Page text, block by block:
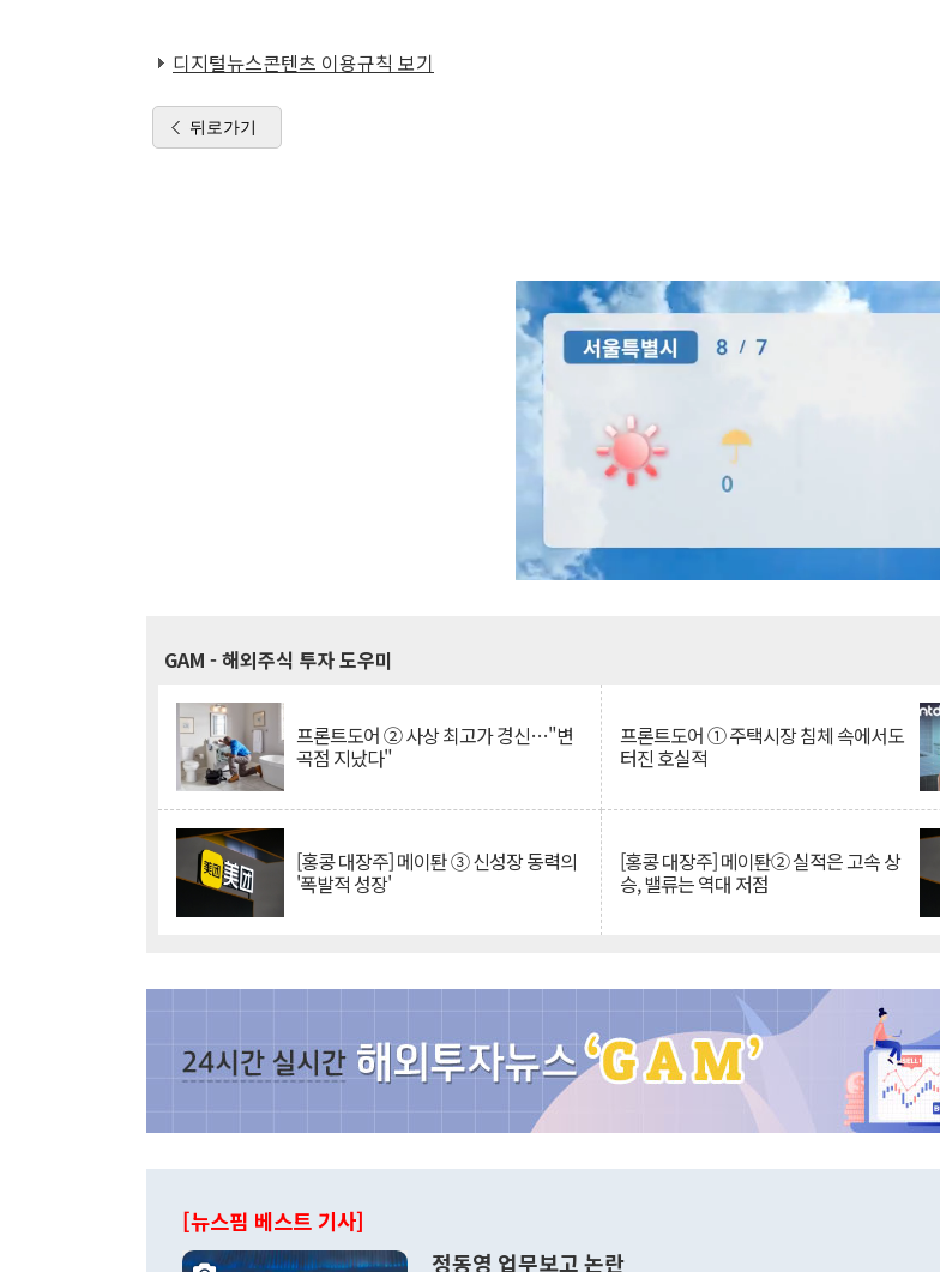
디지털뉴스콘텐츠 이용규칙 보기
뒤로가기
GAM - 해외주식 투자 도우미
프론트도어 ② 사상 최고가 경신…"변
곡점 지났다"
프론트도어 ① 주택시장 침체 속에서도
터진 호실적
[홍콩 대장주] 메이퇀 ③ 신성장 동력의
'폭발적 성장'
[홍콩 대장주] 메이퇀② 실적은 고속 상
승, 밸류는 역대 저점
[뉴스핌 베스트 기사]
정동영 업무보고 논란